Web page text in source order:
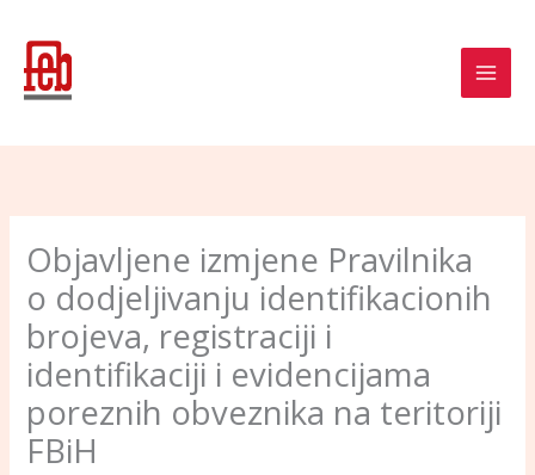
content
Objavljene izmjene Pravilnika
o dodjeljivanju identifikacionih
brojeva, registraciji i
identifikaciji i evidencijama
poreznih obveznika na teritoriji
FBiH